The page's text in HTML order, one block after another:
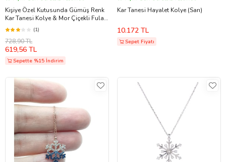
Kişiye Özel Kutusunda Gümüş Renk
Kar Tanesi Kolye & Mor Çiçekli Fular
Hediye Seti(1)
728,90 TL
619,56 TL
Sepette %15 İndirim
Kar Tanesi Hayalet Kolye (Sarı)
10.172 TL
Sepet Fiyatı